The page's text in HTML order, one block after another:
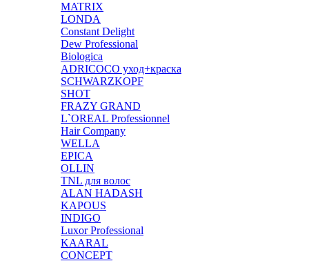
MATRIX
LONDA
Constant Delight
Dew Professional
Biologica
ADRICOCO уход+краска
SCHWARZKOPF
SHOT
FRAZY GRAND
L`OREAL Professionnel
Hair Company
WELLA
EPICA
OLLIN
TNL для волос
ALAN HADASH
KAPOUS
INDIGO
Luxor Professional
KAARAL
CONCEPT